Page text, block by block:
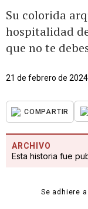
Su colorida
hospitalidad
que no te
21 de febrero de
COMPARTIR
ARCHIVO
Esta historia fue
Se adhiere